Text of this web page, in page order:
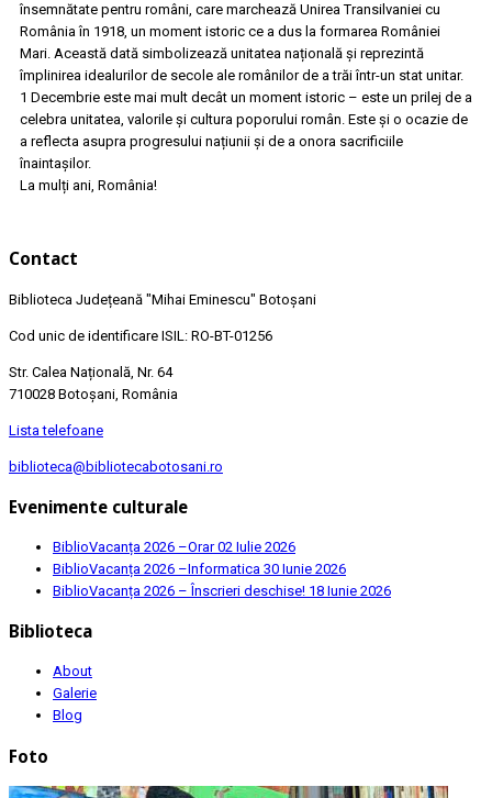
însemnătate pentru români, care marchează Unirea Transilvaniei cu
România în 1918, un moment istoric ce a dus la formarea României
Mari. Această dată simbolizează unitatea națională și reprezintă
împlinirea idealurilor de secole ale românilor de a trăi într-un stat unitar.
1 Decembrie este mai mult decât un moment istoric – este un prilej de a
celebra unitatea, valorile și cultura poporului român. Este și o ocazie de
a reflecta asupra progresului națiunii și de a onora sacrificiile
înaintașilor.
La mulți ani, România!
Contact
Biblioteca Județeană "Mihai Eminescu" Botoșani
Cod unic de identificare ISIL: RO-BT-01256
Str. Calea Națională, Nr. 64
710028 Botoșani, România
Lista telefoane
biblioteca@bibliotecabotosani.ro
Evenimente culturale
BiblioVacanța 2026 –Orar02 Iulie 2026
BiblioVacanța 2026 –Informatica 30 Iunie 2026
BiblioVacanța 2026 – Înscrieri deschise! 18 Iunie 2026
Biblioteca
About
Galerie
Blog
Foto